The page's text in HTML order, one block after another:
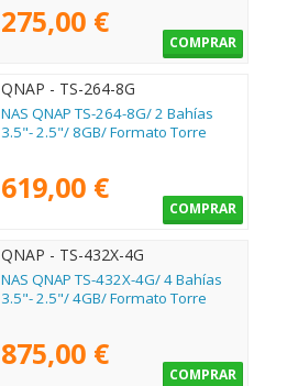
275,00 €
COMPRAR
QNAP - TS-264-8G
NAS QNAP TS-264-8G/ 2 Bahías
3.5"- 2.5"/ 8GB/ Formato Torre
619,00 €
COMPRAR
QNAP - TS-432X-4G
NAS QNAP TS-432X-4G/ 4 Bahías
3.5"- 2.5"/ 4GB/ Formato Torre
875,00 €
COMPRAR